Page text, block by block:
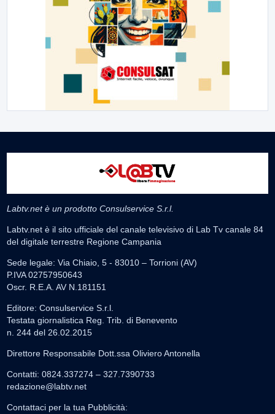
Labtv.net è un prodotto Consulservice S.r.l.
Labtv.net è il sito ufficiale del canale televisivo di Lab Tv canale 84
del digitale terrestre Regione Campania
Sede legale: Via Chiaio, 5 - 83010 – Torrioni (AV)
P.IVA 02757950643
Oscr. R.E.A. AV N.181151
Editore: Consulservice S.r.l.
Testata giornalistica Reg. Trib. di Benevento
n. 244 del 26.02.2015
Direttore Responsabile Dott.ssa Oliviero Antonella
Contatti: 0824.337274 – 327.7390733
redazione@labtv.net
Contattaci per la tua Pubblicità: